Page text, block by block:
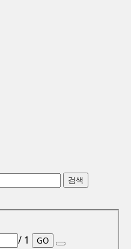
검색
/ 1
GO